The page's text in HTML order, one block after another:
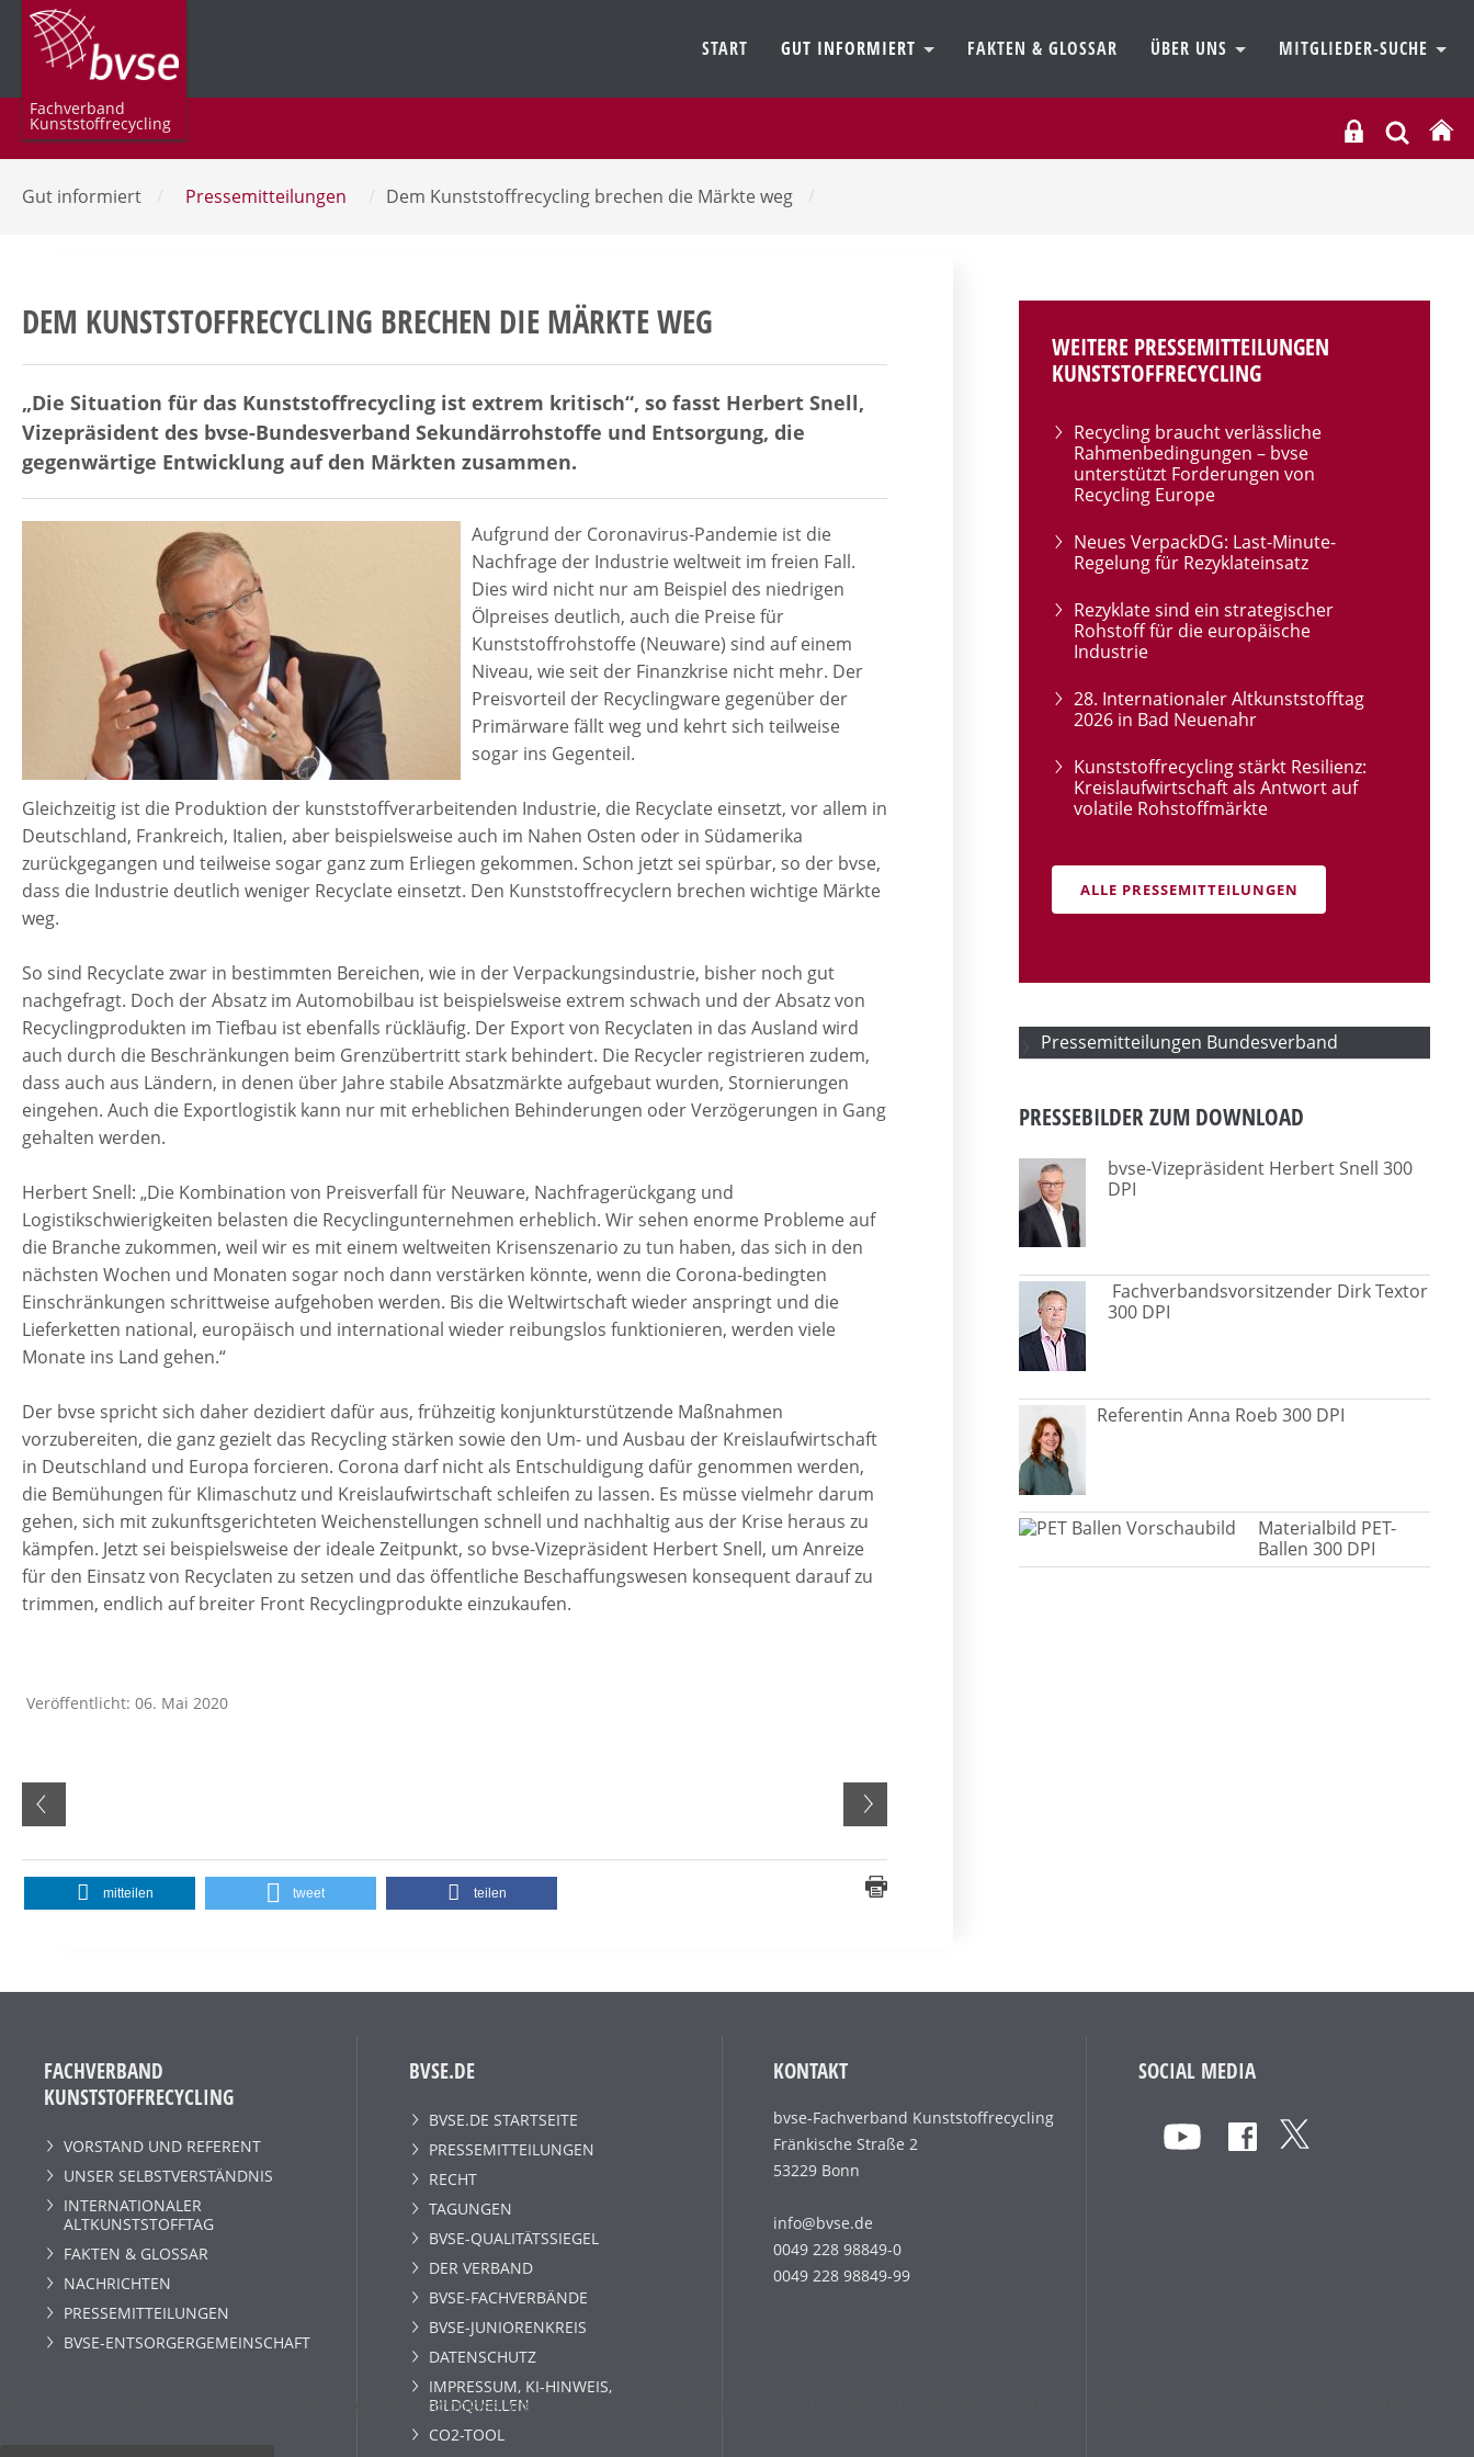
Fachverband
Kunststoffrecycling
START GUT INFORMIERT FAKTEN & GLOSSAR ÜBER UNS MITGLIEDER-SUCHE
Gut informiert / Pressemitteilungen / Dem Kunststoffrecycling brechen die Märkte weg /
DEM KUNSTSTOFFRECYCLING BRECHEN DIE MÄRKTE WEG
„Die Situation für das Kunststoffrecycling ist extrem kritisch“, so fasst Herbert Snell,
Vizepräsident des bvse-Bundesverband Sekundärrohstoffe und Entsorgung, die
gegenwärtige Entwicklung auf den Märkten zusammen.
Aufgrund der Coronavirus-Pandemie ist die
Nachfrage der Industrie weltweit im freien Fall.
Dies wird nicht nur am Beispiel des niedrigen
Ölpreises deutlich, auch die Preise für
Kunststoffrohstoffe (Neuware) sind auf einem
Niveau, wie seit der Finanzkrise nicht mehr. Der
Preisvorteil der Recyclingware gegenüber der
Primärware fällt weg und kehrt sich teilweise
sogar ins Gegenteil.
Gleichzeitig ist die Produktion der kunststoffverarbeitenden Industrie, die Recyclate einsetzt, vor allem in
Deutschland, Frankreich, Italien, aber beispielsweise auch im Nahen Osten oder in Südamerika
zurückgegangen und teilweise sogar ganz zum Erliegen gekommen. Schon jetzt sei spürbar, so der bvse,
dass die Industrie deutlich weniger Recyclate einsetzt. Den Kunststoffrecyclern brechen wichtige Märkte
weg.
So sind Recyclate zwar in bestimmten Bereichen, wie in der Verpackungsindustrie, bisher noch gut
nachgefragt. Doch der Absatz im Automobilbau ist beispielsweise extrem schwach und der Absatz von
Recyclingprodukten im Tiefbau ist ebenfalls rückläufig. Der Export von Recyclaten in das Ausland wird
auch durch die Beschränkungen beim Grenzübertritt stark behindert. Die Recycler registrieren zudem,
dass auch aus Ländern, in denen über Jahre stabile Absatzmärkte aufgebaut wurden, Stornierungen
eingehen. Auch die Exportlogistik kann nur mit erheblichen Behinderungen oder Verzögerungen in Gang
gehalten werden.
Herbert Snell: „Die Kombination von Preisverfall für Neuware, Nachfragerückgang und
Logistikschwierigkeiten belasten die Recyclingunternehmen erheblich. Wir sehen enorme Probleme auf
die Branche zukommen, weil wir es mit einem weltweiten Krisenszenario zu tun haben, das sich in den
nächsten Wochen und Monaten sogar noch dann verstärken könnte, wenn die Corona-bedingten
Einschränkungen schrittweise aufgehoben werden. Bis die Weltwirtschaft wieder anspringt und die
Lieferketten national, europäisch und international wieder reibungslos funktionieren, werden viele
Monate ins Land gehen.“
Der bvse spricht sich daher dezidiert dafür aus, frühzeitig konjunkturstützende Maßnahmen
vorzubereiten, die ganz gezielt das Recycling stärken sowie den Um- und Ausbau der Kreislaufwirtschaft
in Deutschland und Europa forcieren. Corona darf nicht als Entschuldigung dafür genommen werden,
die Bemühungen für Klimaschutz und Kreislaufwirtschaft schleifen zu lassen. Es müsse vielmehr darum
gehen, sich mit zukunftsgerichteten Weichenstellungen schnell und nachhaltig aus der Krise heraus zu
kämpfen. Jetzt sei beispielsweise der ideale Zeitpunkt, so bvse-Vizepräsident Herbert Snell, um Anreize
für den Einsatz von Recyclaten zu setzen und das öffentliche Beschaffungswesen konsequent darauf zu
trimmen, endlich auf breiter Front Recyclingprodukte einzukaufen.
Veröffentlicht: 06. Mai 2020
mitteilen tweet teilen
WEITERE PRESSEMITTEILUNGEN
KUNSTSTOFFRECYCLING
Recycling braucht verlässliche
Rahmenbedingungen – bvse
unterstützt Forderungen von
Recycling Europe
Neues VerpackDG: Last-Minute-
Regelung für Rezyklateinsatz
Rezyklate sind ein strategischer
Rohstoff für die europäische
Industrie
28. Internationaler Altkunststofftag
2026 in Bad Neuenahr
Kunststoffrecycling stärkt Resilienz:
Kreislaufwirtschaft als Antwort auf
volatile Rohstoffmärkte
ALLE PRESSEMITTEILUNGEN
Pressemitteilungen Bundesverband
PRESSEBILDER ZUM DOWNLOAD
bvse-Vizepräsident Herbert Snell 300
DPI
Fachverbandsvorsitzender Dirk Textor
300 DPI
Referentin Anna Roeb 300 DPI
Materialbild PET-
Ballen 300 DPI
FACHVERBAND
KUNSTSTOFFRECYCLING
VORSTAND UND REFERENT
UNSER SELBSTVERSTÄNDNIS
INTERNATIONALER
ALTKUNSTSTOFFTAG
FAKTEN & GLOSSAR
NACHRICHTEN
PRESSEMITTEILUNGEN
BVSE-ENTSORGERGEMEINSCHAFT
BVSE.DE
BVSE.DE STARTSEITE
PRESSEMITTEILUNGEN
RECHT
TAGUNGEN
BVSE-QUALITÄTSSIEGEL
DER VERBAND
BVSE-FACHVERBÄNDE
BVSE-JUNIORENKREIS
DATENSCHUTZ
IMPRESSUM, KI-HINWEIS,
BILDQUELLEN
CO2-TOOL
KONTAKT
bvse-Fachverband Kunststoffrecycling
Fränkische Straße 2
53229 Bonn
info@bvse.de
0049 228 98849-0
0049 228 98849-99
SOCIAL MEDIA
Wir benutzen lediglich technisch notwendige Sessioncookies, die das einwandfreie Funktionieren der Internetseite gewährleisten und die keine personenbezogenen Daten